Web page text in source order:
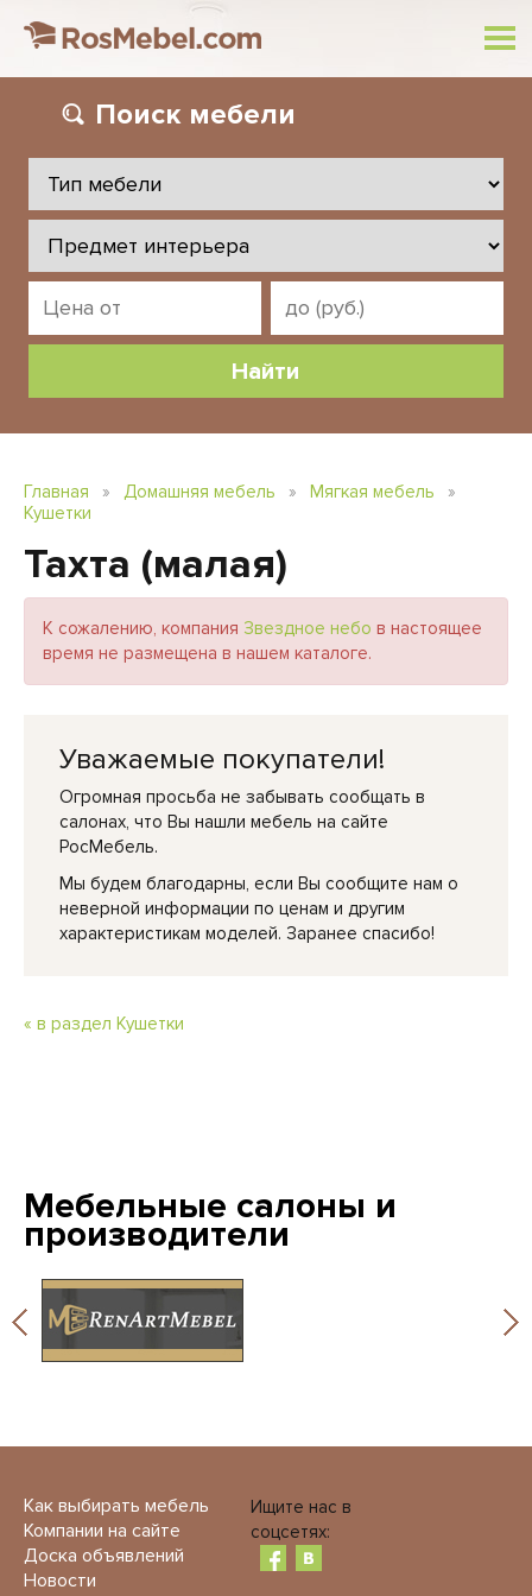
Поиск мебели
Главная » Домашняя мебель » Мягкая мебель
»
Кушетки
Тахта (малая)
К сожалению, компания Звездное небо в настоящее
время не размещена в нашем каталоге.
Уважаемые покупатели!
Огромная просьба не забывать сообщать в
салонах, что Вы нашли мебель на сайте
РосМебель.
Мы будем благодарны, если Вы сообщите нам о
неверной информации по ценам и другим
характеристикам моделей. Заранее спасибо!
« в раздел Кушетки
Мебельные салоны и
производители
Как выбирать мебель
Компании на сайте
Доска объявлений
Новости
Ищите нас в
соцсетях: